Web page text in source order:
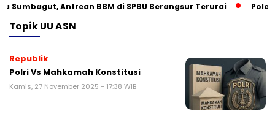
Antrean BBM di SPBU Berangsur Terurai Polemik
TopikUU ASN
Republik
Polri Vs Mahkamah Konstitusi
Kamis, 27 November 2025 - 17:38 WIB